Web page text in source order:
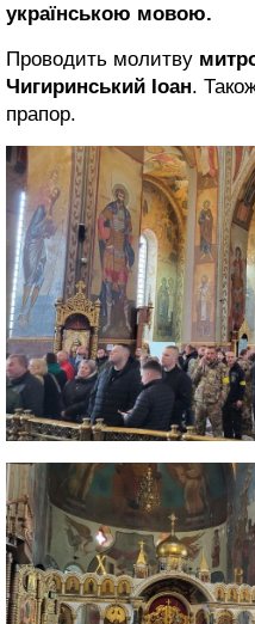
українською мовою.
Проводить молитву
Чигиринський Іоан.
прапор.